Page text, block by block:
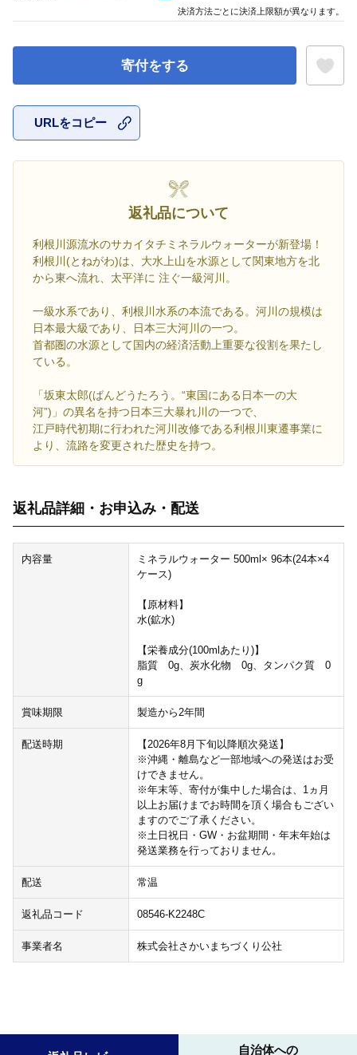
寄付をする
URLをコピー
返礼品について
利根川源流水のサカイタチミネラルウォーターが新登場！
利根川(とねがわ)は、大水上山を水源として関東地方を北
から東へ流れ、太平洋に 注ぐ一級河川。
一級水系であり、利根川水系の本流である。河川の規模は
日本最大級であり、日本三大河川の一つ。
首都圏の水源として国内の経済活動上重要な役割を果たし
ている。
「坂東太郎(ばんどうたろう。“東国にある日本一の大
河”)」の異名を持つ日本三大暴れ川の一つで、
江戸時代初期に行われた河川改修である利根川東遷事業に
より、流路を変更された歴史を持つ。
返礼品詳細・お申込み・配送
内容量
ミネラルウォーター 500ml× 96本(24本×4
ケース)
【原材料】
水(鉱水)
【栄養成分(100mlあたり)】
脂質 0g、炭水化物 0g、タンパク質 0
g
賞味期限 製造から2年間
配送時期
【2026年8月下旬以降順次発送】
※沖縄・離島など一部地域への発送はお受
けできません。
※年末等、寄付が集中した場合は、1ヵ月
以上お届けまでお時間を頂く場合もござい
ますのでご了承ください。
※土日祝日・GW・お盆期間・年末年始は
発送業務を行っておりません。
配送 常温
返礼品コード 08546-K2248C
事業者名 株式会社さかいまちづくり公社
決済方法ごとに決済上限額が異なります。
自治体への